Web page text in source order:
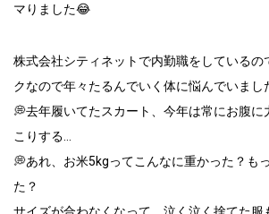
マりました😂
株式会社シティネットで内勤職をしているの
クなので年々たるんでいく体に悩んでいまし
💭去年履いてたスカート、今年は常にお腹に
こりする…
💭あれ、お米5kgってこんなに重かった？も
た？